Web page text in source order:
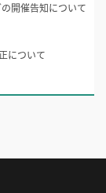
開催告知について
について